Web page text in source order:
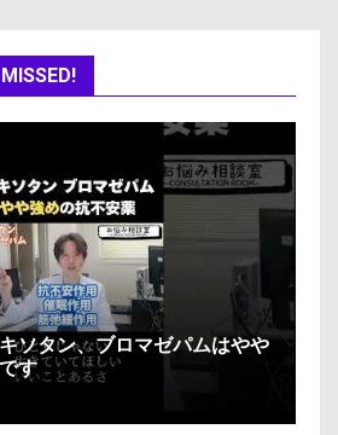
ソタン、ブロマゼパムはやや
す